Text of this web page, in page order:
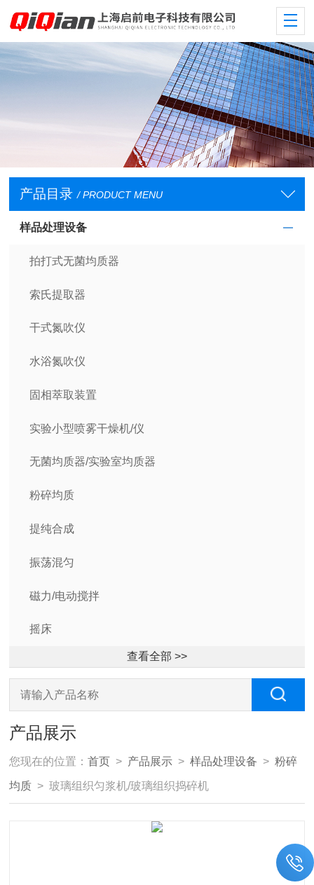
产品目录 / PRODUCT MENU
样品处理设备
拍打式无菌均质器
索氏提取器
干式氮吹仪
水浴氮吹仪
固相萃取装置
实验小型喷雾干燥机/仪
无菌均质器/实验室均质器
粉碎均质
提纯合成
振荡混匀
磁力/电动搅拌
摇床
查看全部 >>
产品展示
您现在的位置：首页 > 产品展示 >样品处理设备 >粉碎
均质 > 玻璃组织匀浆机/玻璃组织捣碎机